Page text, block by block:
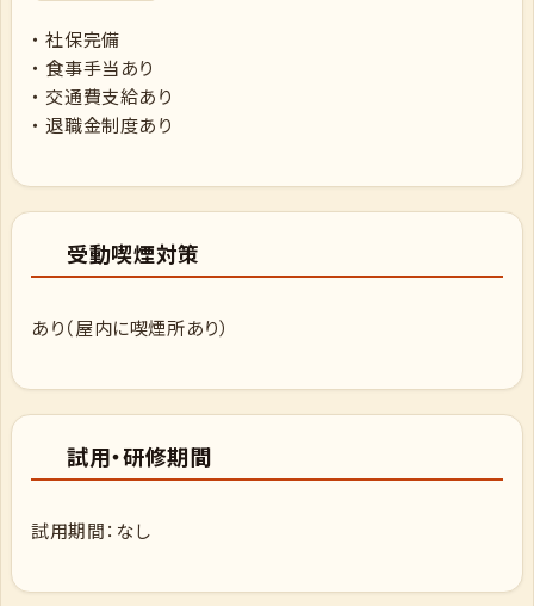
・ 社保完備
・ 食事手当あり
・ 交通費支給あり
・ 退職金制度あり
受動喫煙対策
あり（屋内に喫煙所あり）
試用・研修期間
試用期間：なし